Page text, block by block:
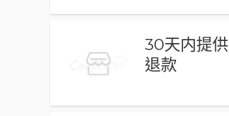
30天内提供
退款